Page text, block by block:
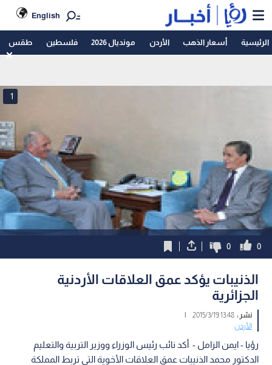
English
الرئيسية أسعار الذهب الأردن مونديال 2026 فلسطين طقس
1
0
0
الذنيبات يؤكد عمق العلاقات الأردنية
الجزائرية
نشر :13:48 2015/3/19
|
الأردن
رؤيا - ايمن الزامل - أكد نائب رئيس الوزراء ووزير التربية والتعليم
الدكتور محمد الذنيبات عمق العلاقات الأخوية التي تربط المملكة